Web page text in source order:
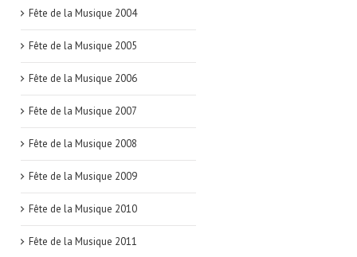
Fête de la Musique 2004
Fête de la Musique 2005
Fête de la Musique 2006
Fête de la Musique 2007
Fête de la Musique 2008
Fête de la Musique 2009
Fête de la Musique 2010
Fête de la Musique 2011